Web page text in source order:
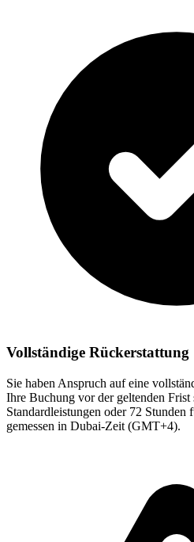
Vollständige Rückerstattung
Sie haben Anspruch auf eine
Ihre Buchung vor der geltenden
Standardleistungen oder 72
gemessen in Dubai-Zeit (GMT+4).